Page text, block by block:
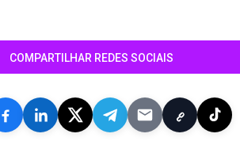
COMPARTILHAR REDES SOCIAIS